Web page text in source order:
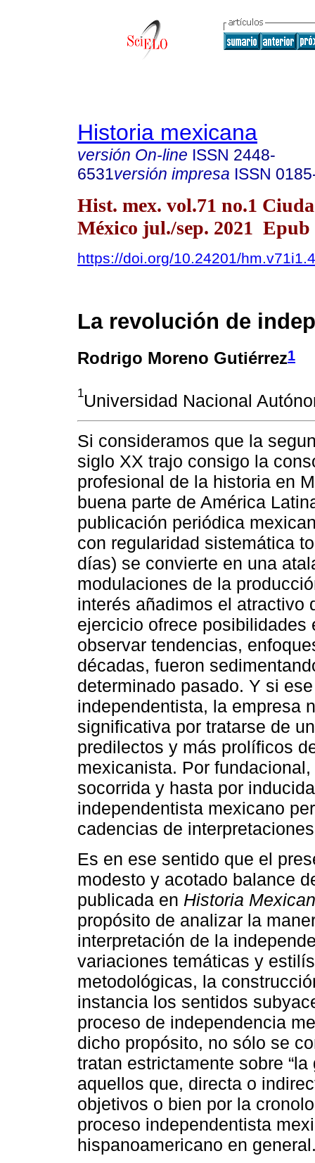
Historia mexicana
versión On-line ISSN 2448-
6531versión impresa ISSN
Hist. mex. vol.71 no.1
México jul./sep. 2021 Epub
https://doi.org/10.24201/
La revolución de
Rodrigo Moreno Gutiérrez1
1Universidad Nacional
Si consideramos que la
siglo XX trajo consigo la
profesional de la historia en
buena parte de América
publicación periódica
con regularidad sistemática
días) se convierte en una
modulaciones de la
interés añadimos el atractivo
ejercicio ofrece posibilidades
observar tendencias,
décadas, fueron
determinado pasado. Y si
independentista, la empresa
significativa por tratarse de
predilectos y más prolíficos
mexicanista. Por
socorrida y hasta por
independentista mexicano
cadencias de
Es en ese sentido que el
modesto y acotado balance
publicada en Historia
propósito de analizar la
interpretación de la
variaciones temáticas y
metodológicas, la
instancia los sentidos
proceso de independencia
dicho propósito, no sólo se
tratan estrictamente sobre
aquellos que, directa o
objetivos o bien por la
proceso independentista
hispanoamericano en